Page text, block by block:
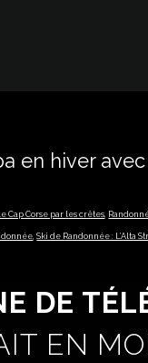
en hiver avec
Cap Corse par les crêtes,
,Ski de Randonnée : L’Alta
DE
EN